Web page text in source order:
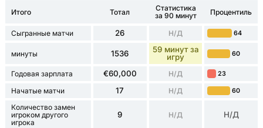
Итого Тотал
Статистика
за 90 минут
Процентиль
Сыгранные матчи 26 Н/Д 64
минуты 1536
59 минут за
игру
60
Годовая зарплата €60,000 Н/Д 23
Начатые матчи 17 Н/Д 60
Количество замен
игроком другого
игрока
9 Н/Д Н/Д